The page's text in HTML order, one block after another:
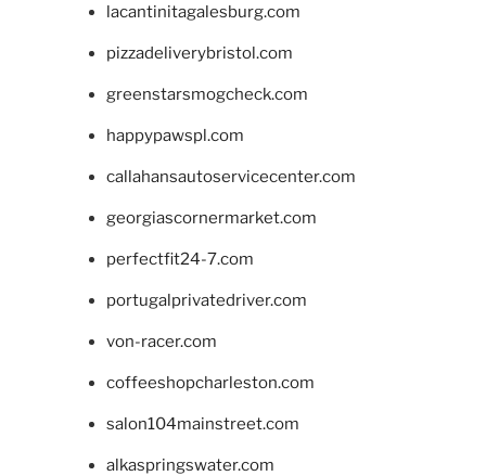
lacantinitagalesburg.com
pizzadeliverybristol.com
greenstarsmogcheck.com
happypawspl.com
callahansautoservicecenter.com
georgiascornermarket.com
perfectfit24-7.com
portugalprivatedriver.com
von-racer.com
coffeeshopcharleston.com
salon104mainstreet.com
alkaspringswater.com